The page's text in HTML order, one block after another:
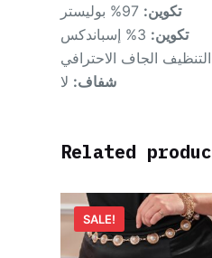
تكوين:
تكوين:
الجاف الاحترافي
شفاف: لا
Related
SALE!